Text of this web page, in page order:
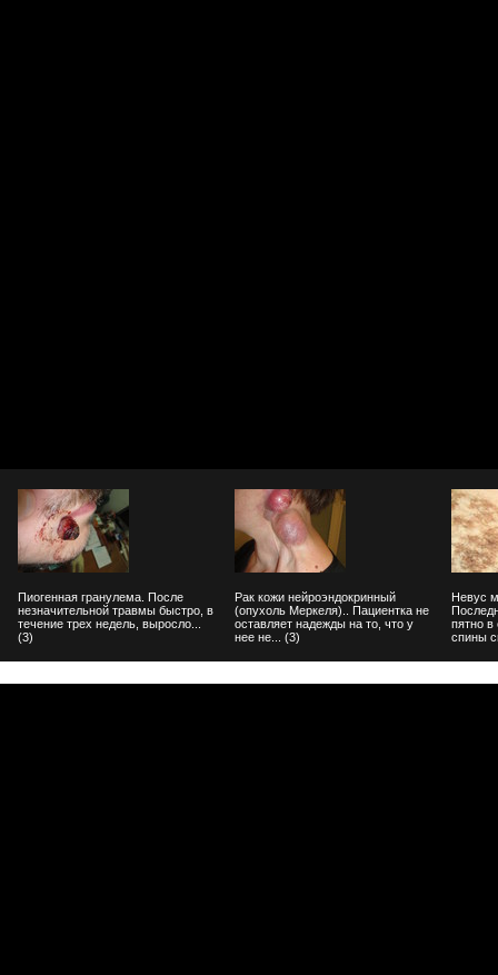
Пиогенная гранулема. После
незначительной травмы быстро, в
течение трех недель, выросло...
(3)
Рак кожи нейроэндокринный
(опухоль Меркеля).. Пациентка не
оставляет надежды на то, что у
нее не... (3)
Невус
пятно в
спины